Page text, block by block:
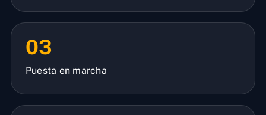
03
Puesta en marcha